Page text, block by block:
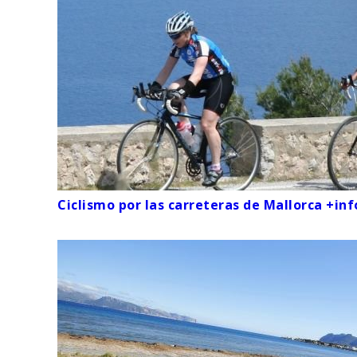
Ciclismo por las carreteras de Mallorca